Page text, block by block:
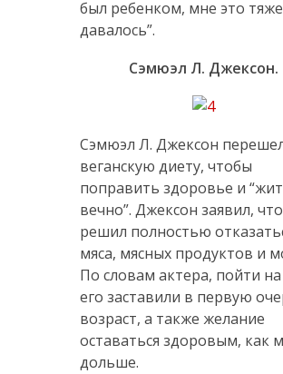
был ребенком, мне это
давалось”.
Сэмюэл Л. Джексон.
Сэмюэл Л. Джексон
веганскую диету, чтобы
поправить здоровье и
вечно”. Джексон заявил, что
решил полностью
мяса, мясных продуктов и
По словам актера, пойти на
его заставили в первую
возраст, а также желание
оставаться здоровым, как
дольше.